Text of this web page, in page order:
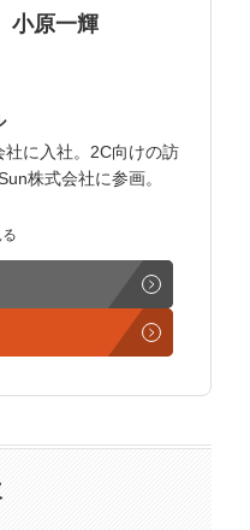
小原一輝
に入社。2C向けの訪
株式会社に参画。
レアポ部隊立ち上げな
書として活動。現在は
Webマーケティングと
ュアの戦績は2戦0勝2